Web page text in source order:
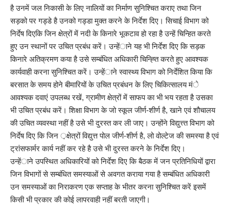
है उनमें जल निकासी के लिए नालियों का निर्माण सुनिश्चित कराए तथा जिन
सड़को पर गड्डे है उनको गड्डा मुक्त करने के निर्देश दिए। सिचाई विभाग को
निर्देष दिएकि जिन क्षेत्रों में नदी के किनारे भूकटाव हो रहा है उन्हें चिन्हित करते
हुए उन स्थानों पर उचित प्रबंध करें। उन्हेंाने यह भी निर्देश दिए कि सड़क
किनारे अतिक्रमण कया है उसे सम्बंधित अधिकारी चिन्ह्ति करते हुए आवश्यक
कार्यवाही करना सुनिश्चित करें। उन्हेंाने स्वास्थ्य विभाग को निर्देशित किया कि
बरसात के समय होने बीमारियों के उचित प्रबंधन के लिए चिकित्सालय मंे
आवश्यक दवाएं उपलब्ध रखें, ग्रामीण क्षेत्रों में साफप का भी भय रहता है उसका
भी उचित प्रबंध करें। शिक्षा विभाग के जो स्कूल जीर्ण-शीर्ण है, खाने एवं शौचालय
की उचित व्यवस्था नहीं है उसे भी दुरस्त कर ली जाए। उन्होंने विद्युत्त्त विभाग को
निर्देष दिए कि जिन ़क्षेत्रों विद्युत्त पोल जीर्ण-शीर्ण है, लो वोल्टेज की समस्या है एवं
ट्रांसफार्मर कार्य नहीं कर रहे है उसे भी दुरस्त करने के निर्देश दिए।
उन्हेंाने उपस्थित अधिकारियों को निर्देश दिए कि बैठक में जन प्रतिनिधियों द्वारा
जिन विभागों से सम्बंधित समस्याओं से अवगत कराया गया है सम्बंधित अधिकारी
उन समस्याओं का निराकरण एक सप्ताह के भीतर करना सुनिश्चित करें इसमें
किसी भी प्रकार की कोई लापरवाही नहीं बरती जाएगी।